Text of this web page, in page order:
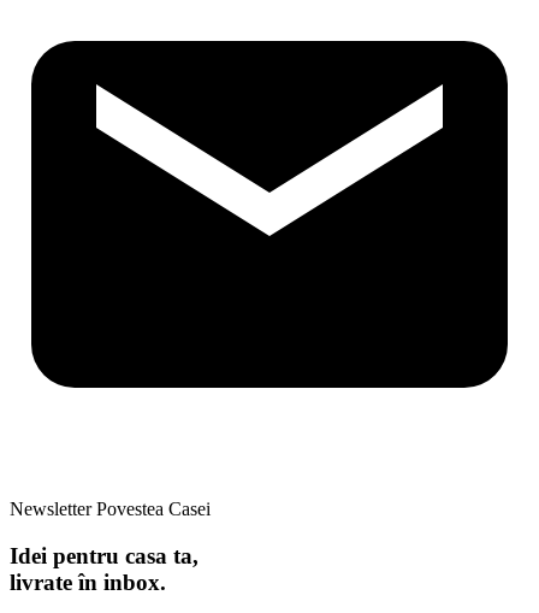
Newsletter Povestea Casei
Idei pentru casa ta,
livrate în inbox.